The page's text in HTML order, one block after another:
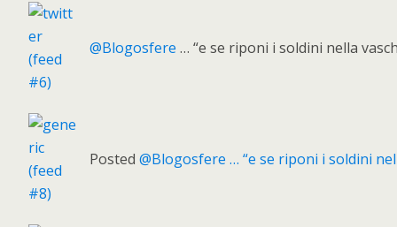
@Blogosfere … “e se riponi i soldini nella
Posted @Blogosfere … “e se riponi i soldini